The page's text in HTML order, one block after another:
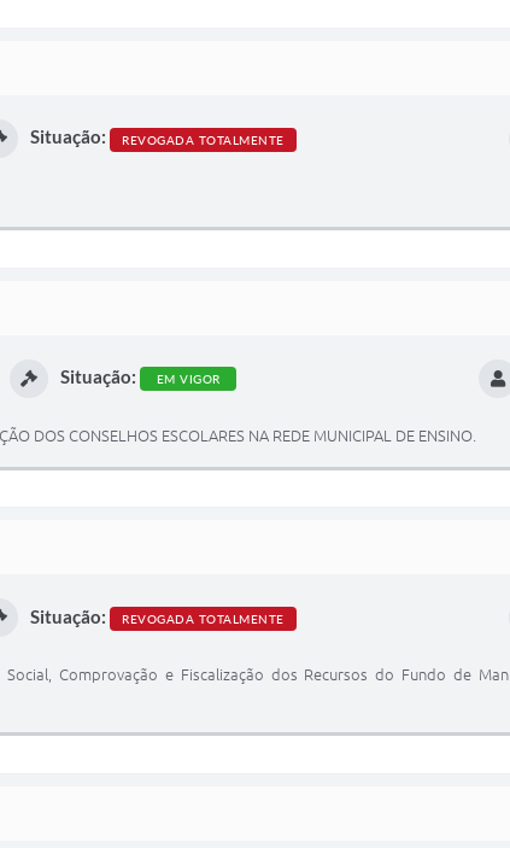
Situação: REVOGADA TOTALMENTE
Situação: EM VIGOR
DOS CONSELHOS ESCOLARES NA REDE MUNICIPAL DE ENSINO.
Situação: REVOGADA TOTALMENTE
Comprovação e Fiscalização dos Recursos do Fundo de